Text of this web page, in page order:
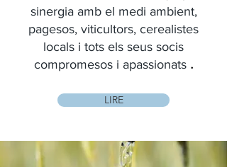
sinergia amb el medi ambient,
pagesos, viticultors, cerealistes
locals i tots els seus socis
compromesos i apassionats .
LIRE